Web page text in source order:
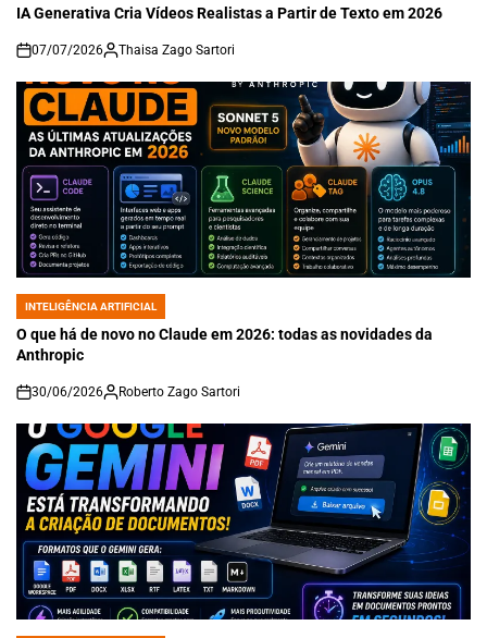
IN
IA Generativa Cria Vídeos Realistas a Partir de Texto em 2026
on
07/07/2026 Thaisa Zago Sartori
POSTED
IN
INTELIGÊNCIA ARTIFICIAL
O que há de novo no Claude em 2026: todas as novidades da
Anthropic
on
30/06/2026 Roberto Zago Sartori